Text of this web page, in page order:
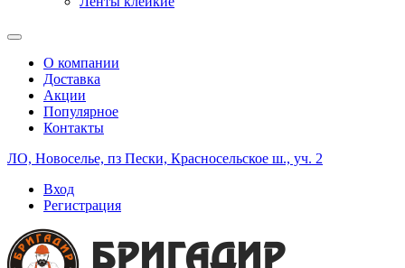
О компании
Доставка
Акции
Популярное
Контакты
ЛО, Новоселье, пз Пески, Красносельское ш., уч. 2
Вход
Регистрация